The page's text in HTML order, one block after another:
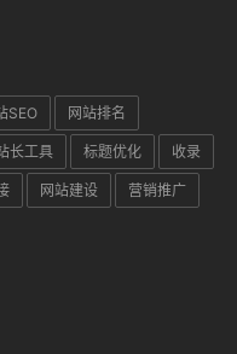
SEO 网站排名
长工具 标题优化 收录
网站建设 营销推广